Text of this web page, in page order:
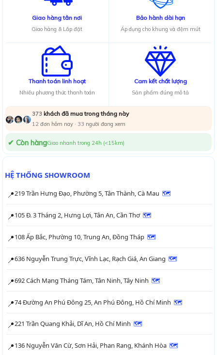
Giao hàng tân nơi
Giao hàng & Lắp đặt
Bảo hành dài hạn
Áp dụng cho khung và đệm mút
Thanh toán linh hoạt
Nhiều phương thức thanh toán
Cam kết chất lượng
Sản phẩm đúng mô tả
373 khách đã mua trong tháng này
12 đơn hôm nay · 33 người đang xem
✔ Còn hàngGiao nhanh trong 24h (<15km)
HỆ THỐNG SHOWROOM
📍219 Trần Hưng Đạo, Phường 5, Tân Thành, Cà Mau 🗺
📍105 Đ. 3 Tháng 2, Hưng Lợi, Tân An, Cần Thơ 🗺
📍108 Ấp Bắc, Phường 10, Trung An, Đồng Tháp 🗺
📍636 Nguyễn Trung Trực, Vĩnh Lạc, Rạch Giá, An Giang 🗺
📍692 Cách Mạng Tháng Tám, Tân Ninh, Tây Ninh 🗺
📍74 Đường An Phú Đông 25, An Phú Đông, Hồ Chí Minh 🗺
📍221 Trần Quang Khải, Dĩ An, Hồ Chí Minh 🗺
📍136 Nguyễn Văn Cừ, Sơn Hải, Phan Rang, Khánh Hòa 🗺